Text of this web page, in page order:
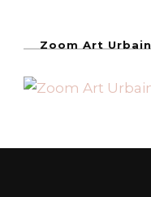
Zoom Art Urbain